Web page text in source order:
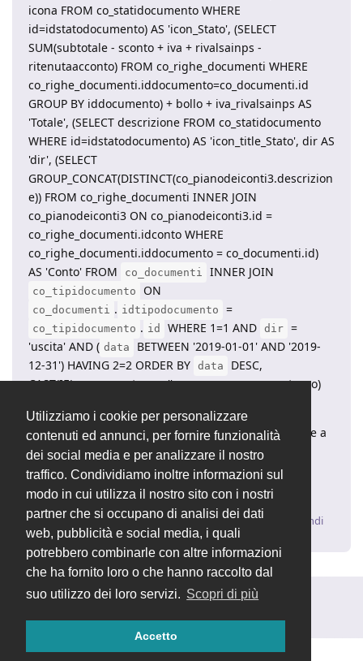
Utilizziamo i cookie per personalizzare
contenuti ed annunci, per fornire funzionalità
dei social media e per analizzare il nostro
traffico. Condividiamo inoltre informazioni sul
modo in cui utilizza il nostro sito con i nostri
partner che si occupano di analisi dei dati
web, pubblicità e social media, i quali
potrebbero combinarle con altre informazioni
che ha fornito loro o che hanno raccolto dal
suo utilizzo dei loro servizi. Scopri di più
Accetto
icona FROM co_statidocumento WHERE
id=idstatodocumento) AS 'icon_Stato', (SELECT
SUM(subtotale - sconto + iva + rivalsainps -
ritenutaacconto) FROM co_righe_documenti WHERE
co_righe_documenti.iddocumento=co_documenti.id
GROUP BY iddocumento) + bollo + iva_rivalsainps AS
'Totale', (SELECT descrizione FROM co_statidocumento
WHERE id=idstatodocumento) AS 'icon_title_Stato', dir AS
'dir', (SELECT
GROUP_CONCAT(DISTINCT(co_pianodeiconti3.descrizion
e)) FROM co_righe_documenti INNER JOIN
co_pianodeiconti3 ON co_pianodeiconti3.id =
co_righe_documenti.idconto WHERE
co_righe_documenti.iddocumento = co_documenti.id)
AS 'Conto' FROM
co_documenti INNER JOIN
co_tipidocumento ON
co_documenti . idtipodocumento =
co_tipidocumento . id WHERE 1=1 AND dir =
'uscita' AND ( data
BETWEEN '2019-01-01' AND '2019-
12-31') HAVING 2=2 ORDER BY data
DESC,
CAST(IF(numero_esterno='', numero, numero_esterno)
vedo che anche dal DB tutte le fatture hanno il totale a
NULL.
Come è possibile risolvere?
Grazie.
Rispondi
Rispondi alla discussione...